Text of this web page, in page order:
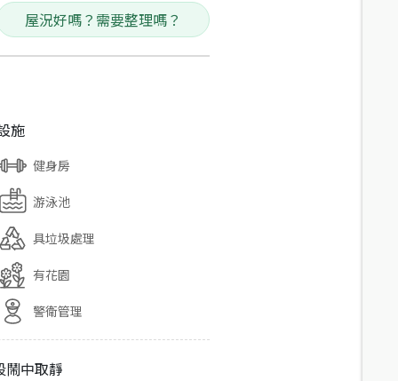
屋況好嗎？需要整理嗎？
施
健身房
游泳池
具垃圾處理
有花園
警衛管理
鬧中取靜